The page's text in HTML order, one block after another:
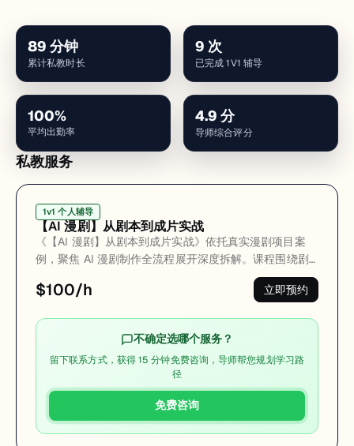
89 分钟
累计私教时长
9 次
已完成 1V1 辅导
100%
平均出勤率
4.9 分
导师综合评分
私教服务
1v1 个人辅导
【AI 漫剧】从剧本到成片实战
《【AI 漫剧】从剧本到成片实战》依托真实漫剧项目案
例，聚焦 AI 漫剧制作全流程展开深度拆解。课程围绕剧
本设计、角色形象与场景设计、AI 绘画提示词撰写、分镜
设计等前期核心环节，延伸至图生视频、首尾帧生成视
设计、漫剧剪辑包装等后期优化步骤，进行系统化、专业
化的详细讲解，助力学习者吃透 AI 漫剧制作的每一个实
操要点。
$100/h 立即预约
不确定选哪个服务？
留下联系方式，获得 15 分钟免费咨询，导师帮您规划学习路
径
免费咨询